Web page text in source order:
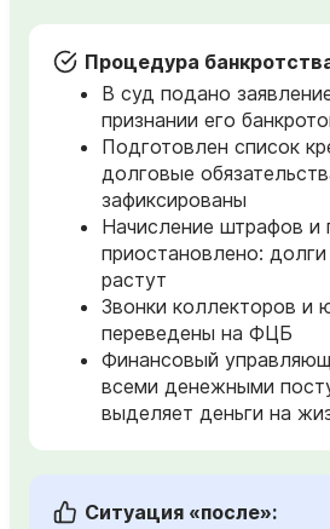
Процедура
В суд подано
признании его
Подготовлен список
долговые
зафиксированы
Начисление штрафов и
приостановлено:
растут
Звонки коллекторов и
переведены на ФЦБ
Финансовый
всеми денежными
выделяет деньги на
Ситуация «после»: